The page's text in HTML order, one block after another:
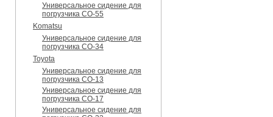
Универсальное сидение для
погрузчика CO-55
Komatsu
Универсальное сидение для
погрузчика CO-34
Toyota
Универсальное сидение для
погрузчика CO-13
Универсальное сидение для
погрузчика CO-17
Универсальное сидение для